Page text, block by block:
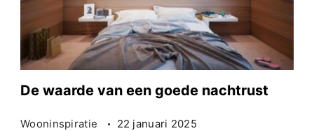
De waarde van een goede nachtrust
Wooninspiratie 22 januari 2025